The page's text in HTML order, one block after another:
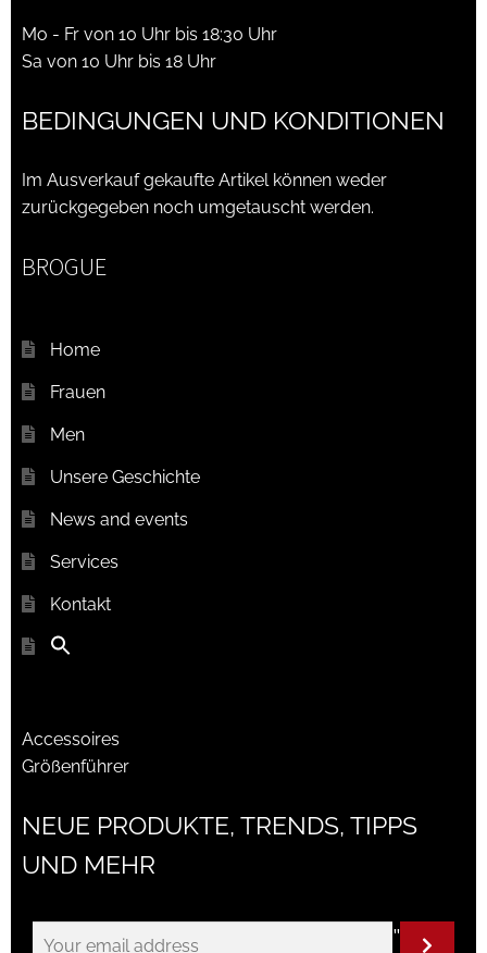
Mo - Fr von 10 Uhr bis 18:30 Uhr
Sa von 10 Uhr bis 18 Uhr
BEDINGUNGEN UND KONDITIONEN
Im Ausverkauf gekaufte Artikel können weder
zurückgegeben noch umgetauscht werden.
BROGUE
Home
Frauen
Men
Unsere Geschichte
News and events
Services
Kontakt
Accessoires
Größenführer
NEUE PRODUKTE, TRENDS, TIPPS
UND MEHR
"